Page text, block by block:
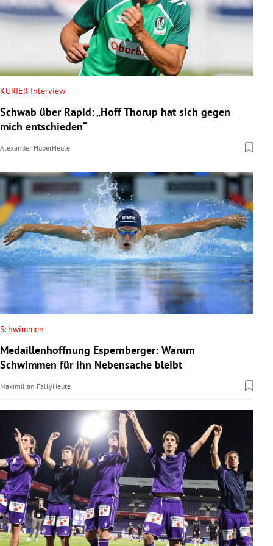
Untermenü
KURIER-Interview
Schwab über Rapid: „Hoff Thorup hat sich gegen
mich entschieden“
Alexander HuberHeute
Schwimmen
Medaillenhoffnung Espernberger: Warum
Schwimmen für ihn Nebensache bleibt
Maximilian FallyHeute